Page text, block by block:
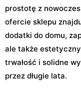
prostotę z
ofercie sklepu
dodatki do domu,
ale także
trwałość i solidne
przez długie lata.